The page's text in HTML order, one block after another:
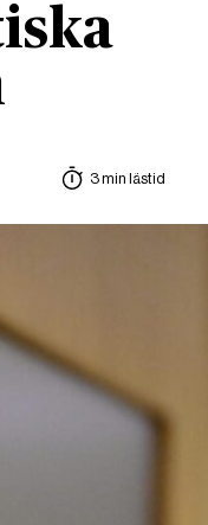
3 min lästid